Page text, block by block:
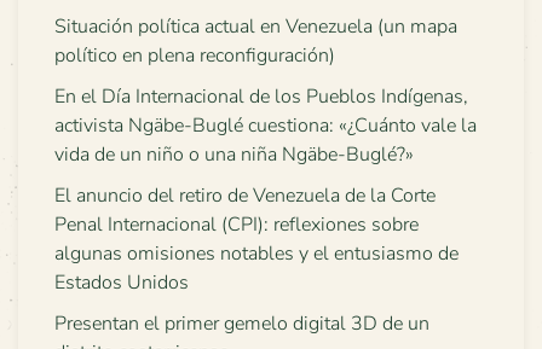
Situación política actual en Venezuela (un mapa
político en plena reconfiguración)
En el Día Internacional de los Pueblos Indígenas,
activista Ngäbe-Buglé cuestiona: «¿Cuánto vale la
vida de un niño o una niña Ngäbe-Buglé?»
El anuncio del retiro de Venezuela de la Corte
Penal Internacional (CPI): reflexiones sobre
algunas omisiones notables y el entusiasmo de
Estados Unidos
Presentan el primer gemelo digital 3D de un